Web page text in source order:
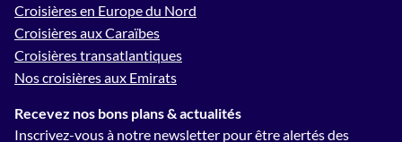
Croisières en Europe du Nord
Croisières aux Caraïbes
Croisières transatlantiques
Nos croisières aux Emirats
Recevez nos bons plans & actualités
Inscrivez-vous à notre newsletter pour être alertés des